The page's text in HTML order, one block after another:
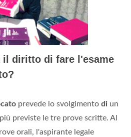
il diritto di fare l'esame
prevede lo svolgimento di un
previste le tre prove scritte. Al
orali, l'aspirante legale